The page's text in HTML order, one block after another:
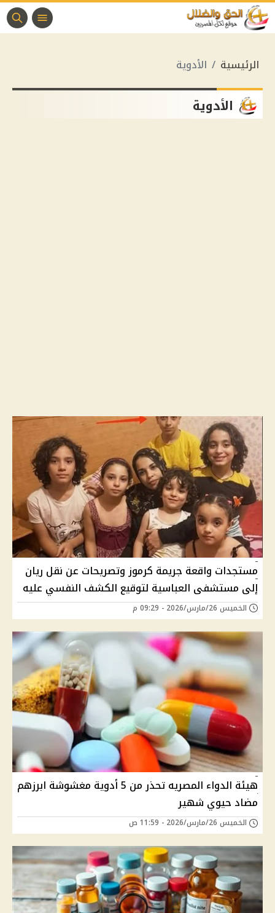
الرئيسية الأدوية
الأدوية
مستجدات واقعة جريمة كرموز وتصريحات عن نقل ريان
إلى مستشفى العباسية لتوقيع الكشف النفسي عليه
الخميس 26/مارس/2026 - 09:29 م
هيئة الدواء المصريه تحذر من 5 أدوية مغشوشة ابرزهم
مضاد حيوي شهير
الخميس 26/مارس/2026 - 11:59 ص